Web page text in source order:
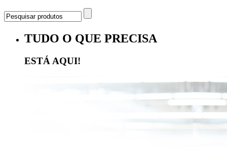
TUDO O QUE PRECISA
ESTÁ AQUI!